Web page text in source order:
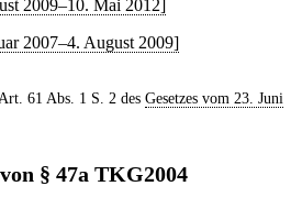
2009–10. Mai 2012]
2007–4. August 2009]
61 Abs. 1 S. 2 des Gesetzes vom 23. Juni
§ 47a TKG2004